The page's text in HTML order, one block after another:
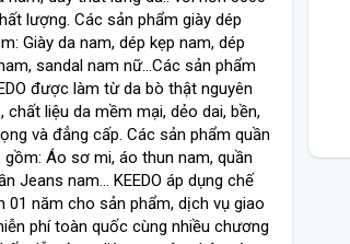
lượng. Các sản phẩm giày dép
Giày da nam, dép kẹp nam, dép
sandal nam nữ...Các sản phẩm
được làm từ da bò thật nguyên
chất liệu da mềm mại, dẻo dai, bền,
và đẳng cấp. Các sản phẩm quần
Áo sơ mi, áo thun nam, quần
Jeans nam... KEEDO áp dụng chế
01 năm cho sản phẩm, dịch vụ giao
phí toàn quốc cùng nhiều chương